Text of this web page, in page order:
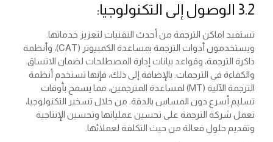
3.2 الوصول إلى التكنولوجيا:
تستفيد اماكن الترجمة من أحدث التقنيات لتعزيز خدماتها.
ويستخدمون أدوات الترجمة بمساعدة الكمبيوتر (CAT)، وأنظمة
ذاكرة الترجمة، وقواعد بيانات إدارة المصطلحات لضمان الاتساق
والكفاءة في الترجمات. بالإضافة إلى ذلك، فإنها تستخدم أنظمة
الترجمة الآلية (MT) لمساعدة المترجمين، مما يسمح بأوقات
تسليم أسرع دون المساس بالدقة. من خلال تسخير التكنولوجيا،
تعمل شركة الترجمة على تحسين عملياتها وتحسين الإنتاجية
وتقديم حلول فعالة من حيث التكلفة لعملائها.